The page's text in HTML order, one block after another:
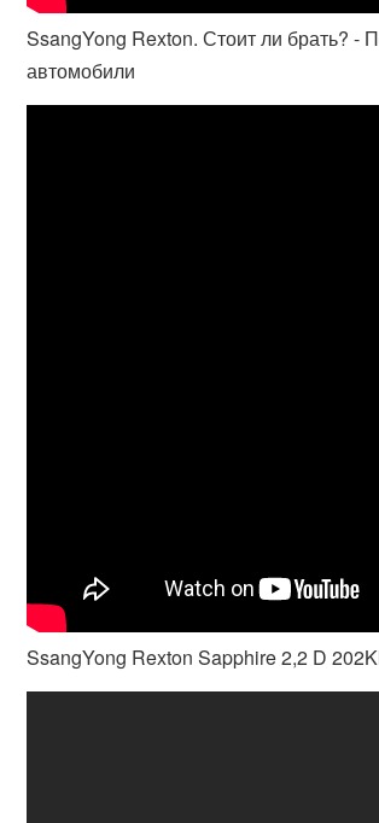
SsangYong Rexton. Стоит ли брать? -
автомобили
SsangYong Rexton Sapphire 2,2 D